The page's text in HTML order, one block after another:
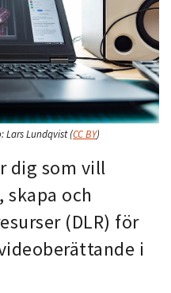
Lars Lundqvist(CC BY)
dig som vill
och
(DLR) för
i